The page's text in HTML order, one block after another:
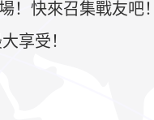
快來召集戰友吧
享受！